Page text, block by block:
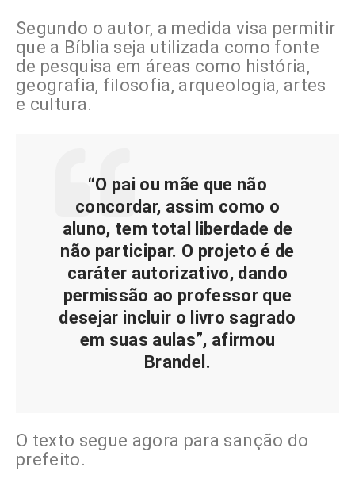
Segundo o autor, a medida visa permitir
que a Bíblia seja utilizada como fonte
de pesquisa em áreas como história,
geografia, filosofia, arqueologia, artes
e cultura.
“O pai ou mãe que não
concordar, assim como o
aluno, tem total liberdade de
não participar. O projeto é de
caráter autorizativo, dando
permissão ao professor que
desejar incluir o livro sagrado
em suas aulas”, afirmou
Brandel.
O texto segue agora para sanção do
prefeito.